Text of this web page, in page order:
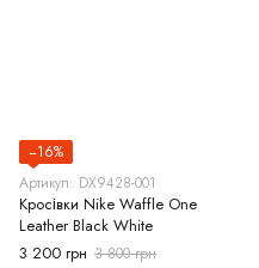
−16%
Артикул: DX9428-001
Кросівки Nike Waffle One
Leather Black White
3 200 грн 3 800 грн